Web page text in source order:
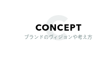
CONCEPT
ブランドのヴィジョンや考え方